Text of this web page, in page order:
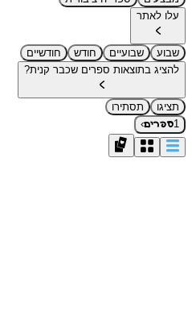
עלו לאתר
שבוע שבועיים חודש
חודשיים
להציג בתוצאות ספרים שכבר קנית?
תציגו
תסתירו
1ספרים›